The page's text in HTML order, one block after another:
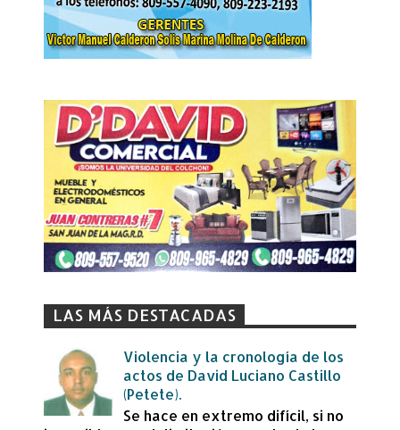
LAS MÁS DESTACADAS
Violencia y la cronología de los
actos de David Luciano Castillo
(Petete).
Se hace en extremo difícil, si no